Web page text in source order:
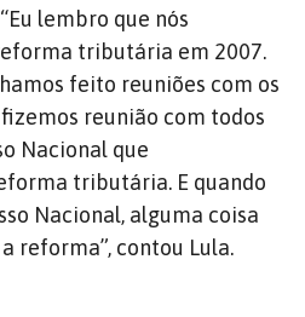
lembro que nós
tributária em 2007.
feito reuniões com os
reunião com todos
Nacional que
tributária. E quando
Nacional, alguma coisa
reforma”, contou Lula.